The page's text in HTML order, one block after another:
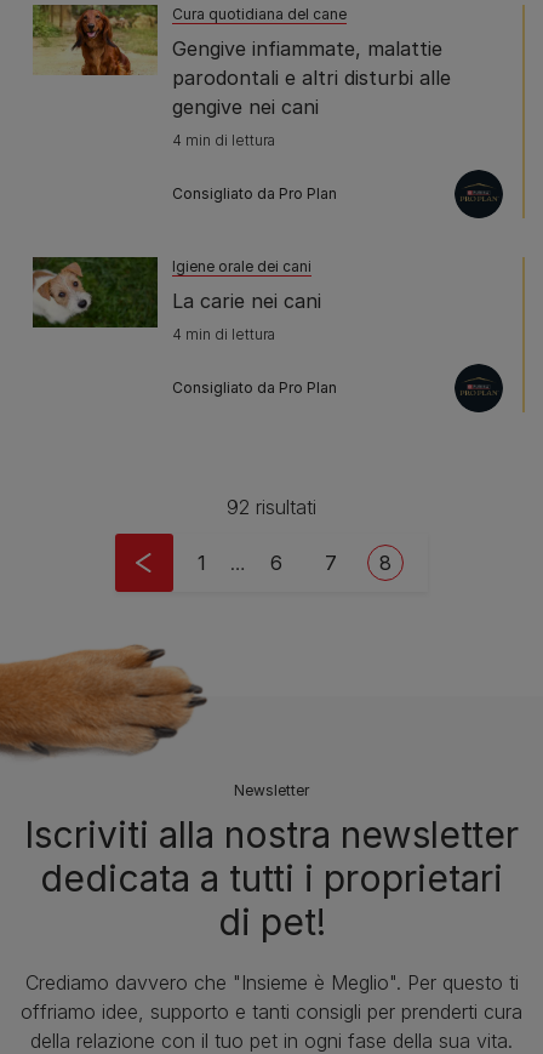
Cura quotidiana del cane
Gengive infiammate, malattie
parodontali e altri disturbi alle
gengive nei cani
4 min di lettura
Consigliato da Pro Plan
Igiene orale dei cani
La carie nei cani
4 min di lettura
Consigliato da Pro Plan
92 risultati
First page
1 … Page
6 Page
7 Current page
8
Newsletter
Iscriviti alla nostra newsletter
dedicata a tutti i proprietari
di pet!
Crediamo davvero che "Insieme è Meglio". Per questo ti
offriamo idee, supporto e tanti consigli per prenderti cura
della relazione con il tuo pet in ogni fase della sua vita.